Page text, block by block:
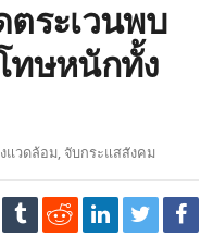
ระเวนพบ
ทษหนักทั้ง
แวดล้อม, จับกระแสสังคม